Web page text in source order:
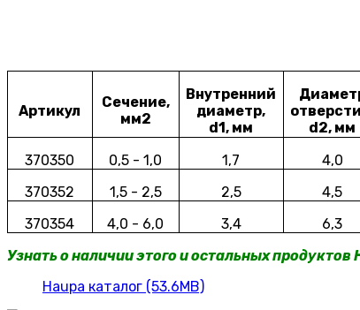
Артикул
Сечение,
мм2
Внутренний
диаметр,
d1, мм
d2, мм
370350 0,5 - 1,0 1,7 4,0
370352 1,5 - 2,5 2,5 4,5
370354 4,0 - 6,0 3,4 6,3
Узнать о наличии этого и остальных
Haupa каталог (53.6MB)